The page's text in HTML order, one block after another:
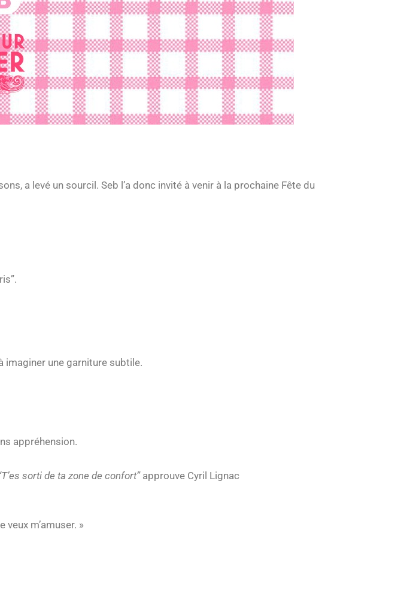
a levé un sourcil. Seb l’a donc invité à venir à la prochaine Fête du
imaginer une garniture subtile.
appréhension.
sorti de ta zone de confort”approuve Cyril Lignac
veux m’amuser. »